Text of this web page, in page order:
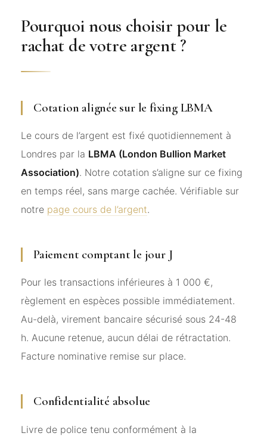
Pourquoi nous choisir pour le
rachat de votre argent ?
Cotation alignée sur le fixing LBMA
Le cours de l’argent est fixé quotidiennement à
Londres par la LBMA (London Bullion Market
Association). Notre cotation s’aligne sur ce fixing
en temps réel, sans marge cachée. Vérifiable sur
notre page cours de l’argent.
Paiement comptant le jour J
Pour les transactions inférieures à 1 000 €,
règlement en espèces possible immédiatement.
Au-delà, virement bancaire sécurisé sous 24-48
h. Aucune retenue, aucun délai de rétractation.
Facture nominative remise sur place.
Confidentialité absolue
Livre de police tenu conformément à la